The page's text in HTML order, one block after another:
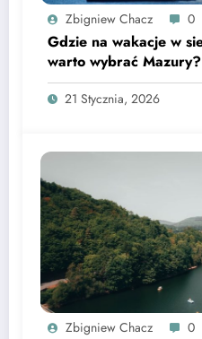
Zbigniew Chacz 0
Gdzie na wakacje w
warto wybrać Mazury?
21 Stycznia, 2026
Zbigniew Chacz 0